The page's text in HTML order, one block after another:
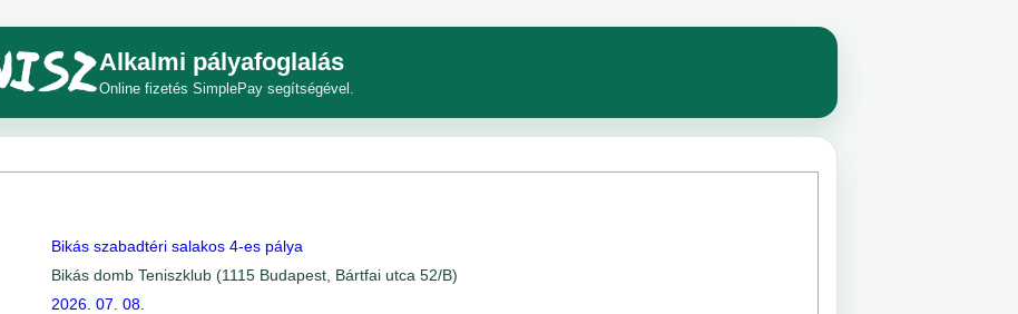
Alkalmi pályafoglalás
Online fizetés SimplePay segítségével.
Bikás szabadtéri salakos 4-es pálya
Bikás domb Teniszklub (1115 Budapest, Bártfai utca 52/B)
2026. 07. 08.